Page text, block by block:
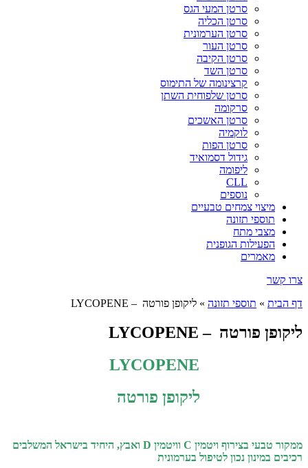
סרטן המעי הגס
סרטן הכליה
סרטן הערמונית
סרטן העור
סרטן הקיבה
סרטן השד
קרצינומה של התימוס
סרטן שלפוחית השתן
סרקומה
סרטן האשכים
לוקמיה
סרטן הפות
גידול דסמואיד
ליפומה
CLL
נוספים
מיצוי צמחים טבעיים
תוספי תזונה
מצבי מתח
הפעילות הגופנית
מאמרים
צרו קשר
דף הבית » תוספי תזונה » ליקופן פורטה – LYCOPENE
ליקופן פורטה – LYCOPENE
LYCOPENE
ליקופן פורטה
ממקור טבעי בצירוף ויטמין C וויטמין D ואבץ, היחיד בישראל המשלבים
רכיבים במינון נכון לטיפול בערמונית